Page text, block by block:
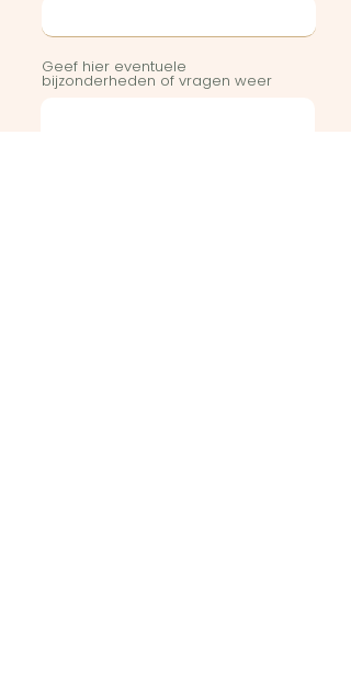
Geef hier eventuele
bijzonderheden of vragen weer